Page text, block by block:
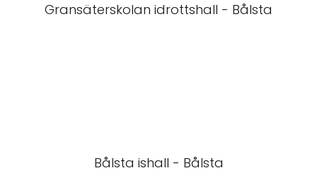
Gransäterskolan idrottshall - Bålsta
Bålsta ishall - Bålsta